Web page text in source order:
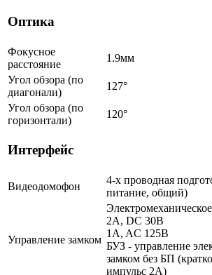
Оптика
Фокусное
расстояние
1.9мм
Угол обзора (по
диагонали)
127°
Угол обзора (по
горизонтали)
120°
Интерфейс
Видеодомофон
4-х проводная
питание, общий)
Управление замком
2A, DC 30В
1A, AC 125В
БУЗ - управление
замком без БП
импульс 2A)